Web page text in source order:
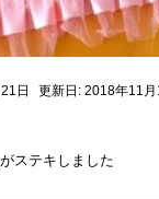
日
更新日: 2018年11月
がステキしました